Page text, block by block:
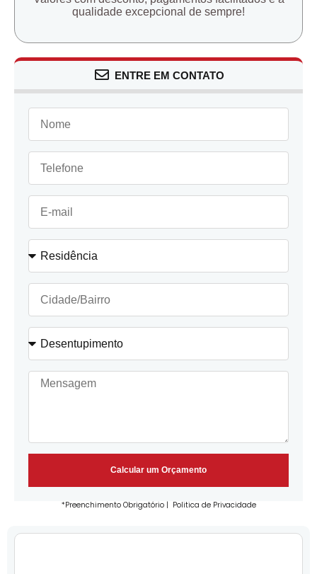
qualidade excepcional de sempre!
ENTRE EM CONTATO
Calcular um Orçamento
*Preenchimento Obrigatório | Politica de Privacidade